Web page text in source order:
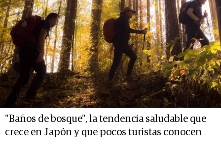
"Baños de bosque", la tendencia saludable que
crece en Japón y que pocos turistas conocen